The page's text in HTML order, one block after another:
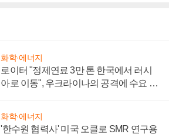
화학·에너지
로이터 "정제연료 3만 톤 한국에서 러시
아로 이동", 우크라이나의 공격에 수요 늘
화학·에너지
'한수원 협력사' 미국 오클로 SMR 연구용